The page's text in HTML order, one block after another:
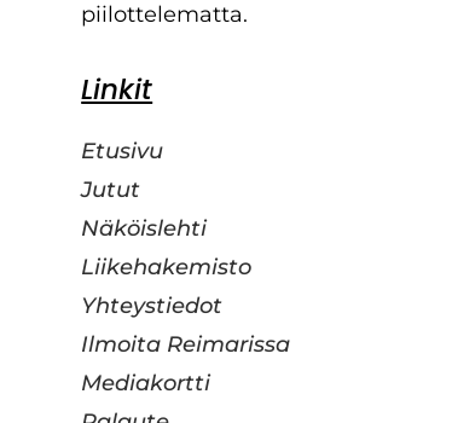
piilottelematta.
Linkit
Etusivu
Jutut
Näköislehti
Liikehakemisto
Yhteystiedot
Ilmoita Reimarissa
Mediakortti